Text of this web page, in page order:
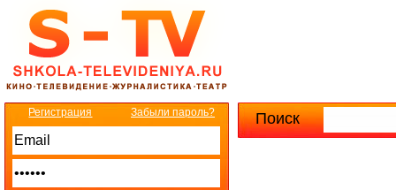
Поиск
Регистрация Забыли пароль?